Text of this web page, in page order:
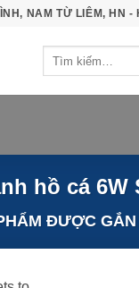
NAM TỪ LIÊM, HN -
hồ cá 6W
ĐƯỢC GẮN